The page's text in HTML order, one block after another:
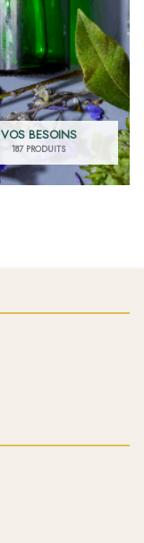
VOS BESOINS
187 PRODUITS